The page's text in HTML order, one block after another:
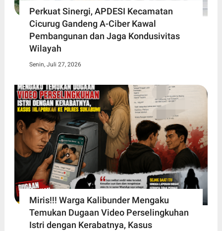
Perkuat Sinergi, APDESI Kecamatan
Cicurug Gandeng A-Ciber Kawal
Pembangunan dan Jaga Kondusivitas
Wilayah
Senin, Juli 27, 2026
Miris!!! Warga Kalibunder Mengaku
Temukan Dugaan Video Perselingkuhan
Istri dengan Kerabatnya, Kasus